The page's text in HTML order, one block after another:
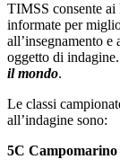
TIMSS consente ai Paesi partecipanti di prendere decisioni
informate per
all’insegnamento
oggetto di
il mondo.
Le classi campionate del nostro Istituto che parteciperanno
all’indagine sono:
5C